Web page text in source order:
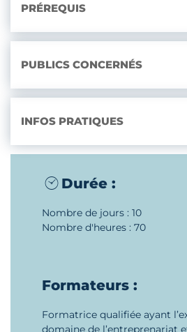
PRÉREQUIS
PUBLICS CONCERNÉS
INFOS PRATIQUES
Durée :
Nombre de jours : 10
Nombre d'heures : 70
Formateurs :
Formatrice qualifiée ayant
domaine de l’entreprenariat